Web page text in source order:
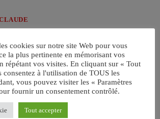
60 BABY BOOMERS BLUES
ALBUM ROCK AND ROLL
email
cookies sur notre site Web pour vous
la plus pertinente en mémorisant vos
répétant vos visites. En cliquant sur « Tout
consentez à l'utilisation de TOUS les
vous pouvez visiter les « Paramètres
fournir un consentement contrôlé.
Tout accepter